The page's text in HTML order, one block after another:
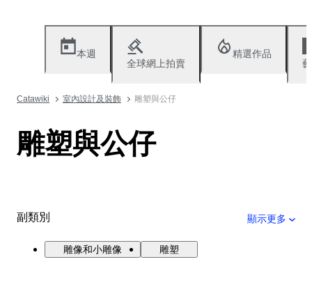
本週
全球網上拍賣
精選作品
Catawiki 室內設計及裝飾 雕塑與公仔
雕塑與公仔
副類別 顯示更多
雕像和小雕像 雕塑